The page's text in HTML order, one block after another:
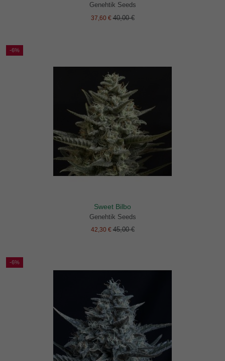
Genehtik Seeds
37,60 €40,00 €
-6%
Sweet Bilbo
Genehtik Seeds
42,30 €45,00 €
-6%